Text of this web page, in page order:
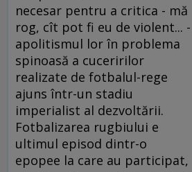
necesar pentru a critica - mă
rog, cît pot fi eu de violent... -
apolitismul lor în problema
spinoasă a cuceririlor
realizate de fotbalul-rege
ajuns într-un stadiu
imperialist al dezvoltării.
Fotbalizarea rugbiului e
ultimul episod dintr-o
epopee la care au participat,